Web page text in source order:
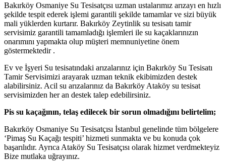
Bakırköy Osmaniye Su Tesisatçısı uzman ustalarımız arızayı en hızlı
şekilde tespit ederek işlemi garantili şekilde tamamlar ve sizi büyük
mali yüklerden kurtarır. Bakırköy Zeytinlik su tesisatı tamir
servisimiz garantili tamamladığı işlemleri ile su kaçaklarınızın
onarımını yapmakta olup müşteri memnuniyetine önem
göstermektedir .
Ev ve İşyeri Su tesisatındaki arızalarınız için Bakırköy Su Tesisatı
Tamir Servisimizi arayarak uzman teknik ekibimizden destek
alabilirsiniz. Acil su arızalarınız da Bakırköy Ataköy su tesisat
servisimizden her an destek talep edebilirsiniz.
Pis su kaçağının, telaş edilecek bir sorun olmadığını belirtelim;
Bakırköy Osmaniye Su Tesisatçısı İstanbul genelinde tüm bölgelere
‘Pimaş Su Kaçağı tespiti’ hizmeti sunmakta ve bu konuda çok
başarılıdır. Ayrıca Ataköy Su Tesisatçısı olarak hizmet verdmekteyiz
Bize mutlaka uğrayınız.